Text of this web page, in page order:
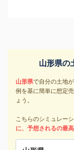
山形県の
山形県で自分の土地
例を基に簡単に想定
ょう。
こちらのシミュレーシ
に、予想されるの最